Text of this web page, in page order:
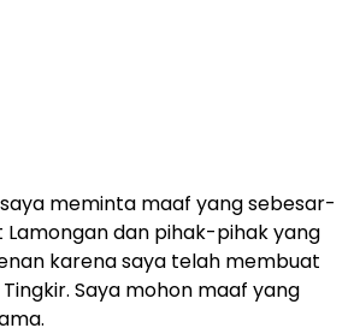
meminta maaf yang sebesar-
dan pihak-pihak yang
karena saya telah membuat
Saya mohon maaf yang